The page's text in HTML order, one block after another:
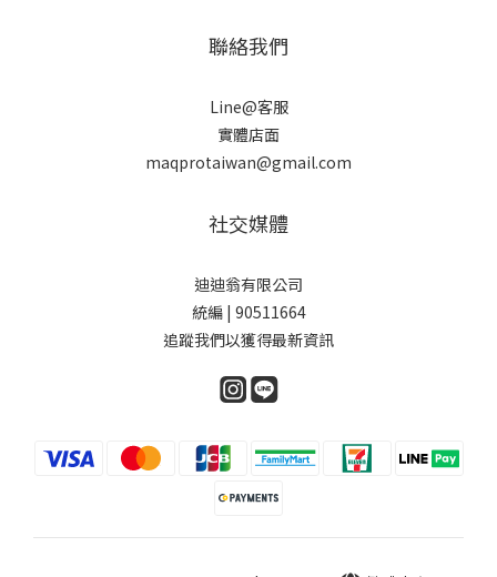
聯絡我們
Line@客服
實體店面
maqprotaiwan@gmail.com
社交媒體
迪迪翁有限公司
統編 | 90511664
追蹤我們以獲得最新資訊